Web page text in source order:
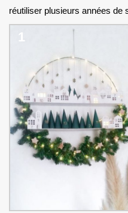
réutiliser plusieurs années de
1